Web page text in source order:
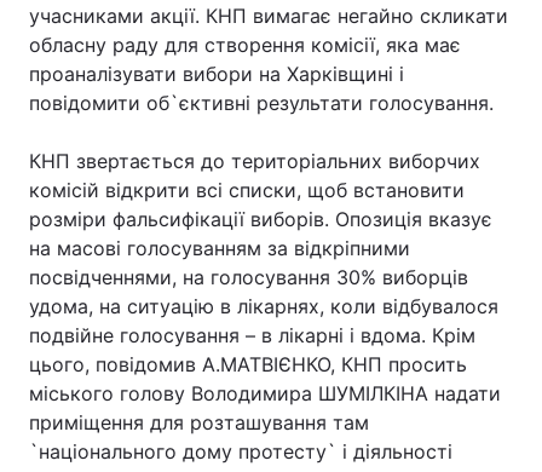
учасниками акції. КНП вимагає негайно скликати
обласну раду для створення комісії, яка має
проаналізувати вибори на Харківщині і
повідомити об`єктивні результати голосування.
КНП звертається до територіальних виборчих
комісій відкрити всі списки, щоб встановити
розміри фальсифікації виборів. Опозиція вказує
на масові голосуванням за відкріпними
посвідченнями, на голосування 30% виборців
удома, на ситуацію в лікарнях, коли відбувалося
подвійне голосування – в лікарні і вдома. Крім
цього, повідомив А.МАТВІЄНКО, КНП просить
міського голову Володимира ШУМІЛКІНА надати
приміщення для розташування там
`національного дому протесту` і діяльності